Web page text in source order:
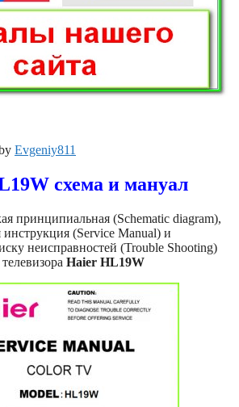
Evgeniy811
схема и мануал
принципиальная (Schematic diagram),
инструкция (Service Manual) и
неисправностей (Trouble Shooting)
Haier HL19W